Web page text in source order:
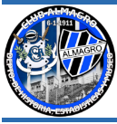
Saltar
al
contenido